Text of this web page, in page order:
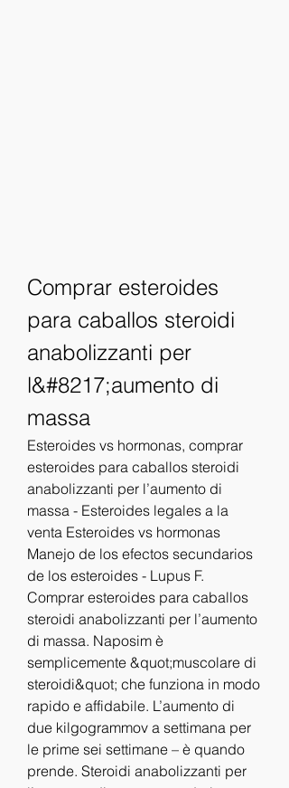
Comprar esteroides
para caballos steroidi
anabolizzanti per
l&#8217;aumento di
massa
Esteroides vs hormonas, comprar
esteroides para caballos steroidi
anabolizzanti per l’aumento di
massa - Esteroides legales a la
venta Esteroides vs hormonas
Manejo de los efectos secundarios
de los esteroides - Lupus F.
Comprar esteroides para caballos
steroidi anabolizzanti per l’aumento
di massa. Naposim è
semplicemente &quot;muscolare di
steroidi&quot; che funziona in modo
rapido e affidabile. L’aumento di
due kilgogrammov a settimana per
le prime sei settimane – è quando
prende. Steroidi anabolizzanti per